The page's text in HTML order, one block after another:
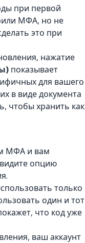
при первой
МФА, но не
это при
нажатие
показывает
для вашего
в виде документа
чтобы хранить как
МФА и вам
опцию
только
один и тот
что код уже
ваш аккаунт